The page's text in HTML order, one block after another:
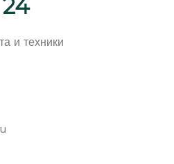
и техники